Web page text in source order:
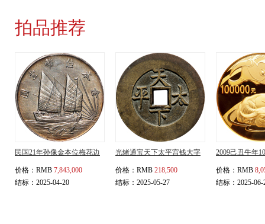
拍品推荐
民国21年孙像金本位梅花边
价格： RMB 7,843,000
结标：2025-04-20
光绪通宝天下太平宫钱大字
价格： RMB 218,500
结标：2025-05-27
2009己丑牛年
价格： RMB
结标：2025-06-